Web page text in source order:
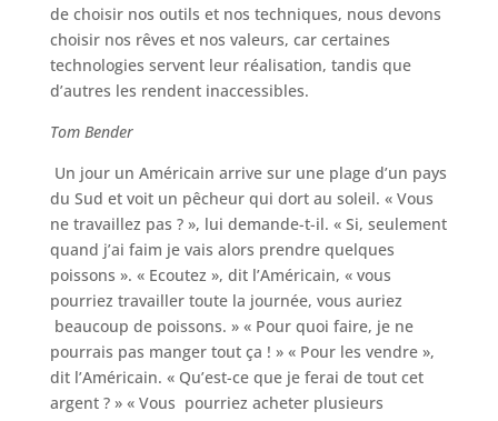
de choisir nos outils et nos techniques, nous devons
choisir nos rêves et nos valeurs, car certaines
technologies servent leur réalisation, tandis que
d’autres les rendent inaccessibles.
Tom Bender
Un jour un Américain arrive sur une plage d’un pays
du Sud et voit un pêcheur qui dort au soleil. « Vous
ne travaillez pas ? », lui demande-t-il. « Si, seulement
quand j’ai faim je vais alors prendre quelques
poissons ». « Ecoutez », dit l’Américain, « vous
pourriez travailler toute la journée, vous auriez
beaucoup de poissons. » « Pour quoi faire, je ne
pourrais pas manger tout ça ! » « Pour les vendre »,
dit l’Américain. « Qu’est-ce que je ferai de tout cet
argent ? » « Vous pourriez acheter plusieurs